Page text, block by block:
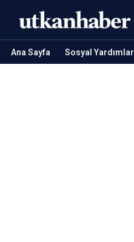
Ana Sayfa Sosyal Yardımlar